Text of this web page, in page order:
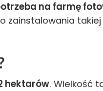
na farmę
zainstalowania
hektarów. Wielkość